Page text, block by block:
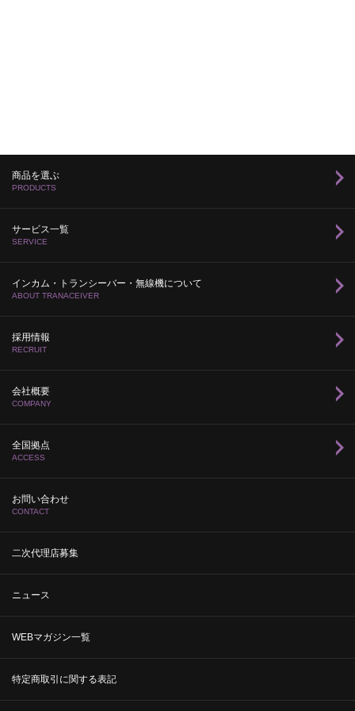
商品を選ぶ
PRODUCTS
サービス一覧
SERVICE
インカム・トランシーバー・無線機について
ABOUT TRANACEIVER
採用情報
RECRUIT
会社概要
COMPANY
全国拠点
ACCESS
お問い合わせ
CONTACT
二次代理店募集
ニュース
WEBマガジン一覧
特定商取引に関する表記